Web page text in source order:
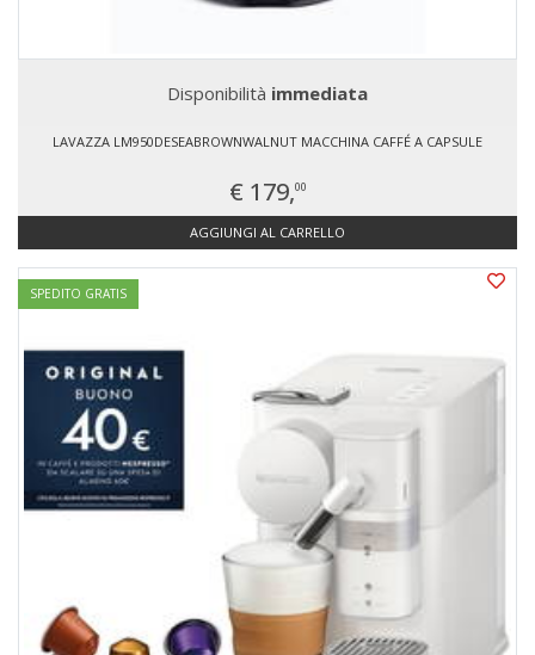
Disponibilità immediata
LAVAZZA LM950DESEABROWNWALNUT MACCHINA CAFFÉ A CAPSULE
€ 179,00
AGGIUNGI AL CARRELLO
SPEDITO GRATIS